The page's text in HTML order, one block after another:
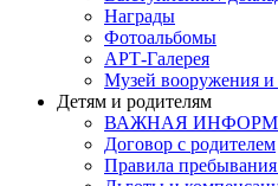
Награды
Фотоальбомы
АРТ-Галерея
Музей вооружения и
Детям и родителям
ВАЖНАЯ
Договор с родителем
Правила